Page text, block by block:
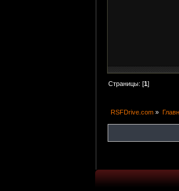
Страницы: [1]
RSFDrive.com »